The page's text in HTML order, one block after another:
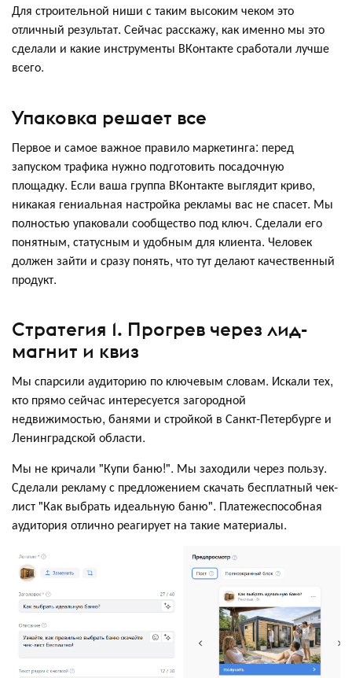
Для строительной ниши с таким высоким чеком это
отличный результат. Сейчас расскажу, как именно мы это
сделали и какие инструменты ВКонтакте сработали лучше
всего.
Упаковка решает все
Первое и самое важное правило маркетинга: перед
запуском трафика нужно подготовить посадочную
площадку. Если ваша группа ВКонтакте выглядит криво,
никакая гениальная настройка рекламы вас не спасет. Мы
полностью упаковали сообщество под ключ. Сделали его
понятным, статусным и удобным для клиента. Человек
должен зайти и сразу понять, что тут делают качественный
продукт.
Стратегия 1. Прогрев через лид-
магнит и квиз
Мы спарсили аудиторию по ключевым словам. Искали тех,
кто прямо сейчас интересуется загородной
недвижимостью, банями и стройкой в Санкт-Петербурге и
Ленинградской области.
Мы не кричали "Купи баню!". Мы заходили через пользу.
Сделали рекламу с предложением скачать бесплатный чек-
лист "Как выбрать идеальную баню". Платежеспособная
аудитория отлично реагирует на такие материалы.